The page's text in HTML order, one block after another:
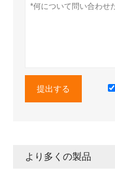
提出する
より多くの製品